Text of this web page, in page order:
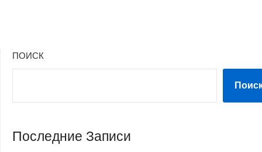
ПОИСК
Последние Записи